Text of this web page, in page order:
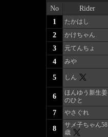
No Rider
1
たかはし
2 かけちゃん
3 元てんちょ
4 みや
5 しん
6
ほんゆう新生姜
のひと
7 やさぐれ
8
サメ子ちゃん58
歳